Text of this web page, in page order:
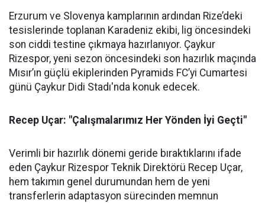
Erzurum ve Slovenya kamplarının ardından Rize’deki
tesislerinde toplanan Karadeniz ekibi, lig öncesindeki
son ciddi testine çıkmaya hazırlanıyor. Çaykur
Rizespor, yeni sezon öncesindeki son hazırlık maçında
Mısır’ın güçlü ekiplerinden Pyramids FC’yi Cumartesi
günü Çaykur Didi Stadı'nda konuk edecek.
Recep Uçar: "Çalışmalarımız Her Yönden İyi Geçti"
Verimli bir hazırlık dönemi geride bıraktıklarını ifade
eden Çaykur Rizespor Teknik Direktörü Recep Uçar,
hem takımın genel durumundan hem de yeni
transferlerin adaptasyon sürecinden memnun